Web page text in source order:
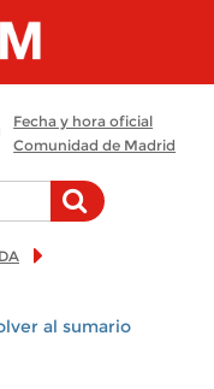
Fecha y hora oficial
Comunidad de Madrid
al sumario